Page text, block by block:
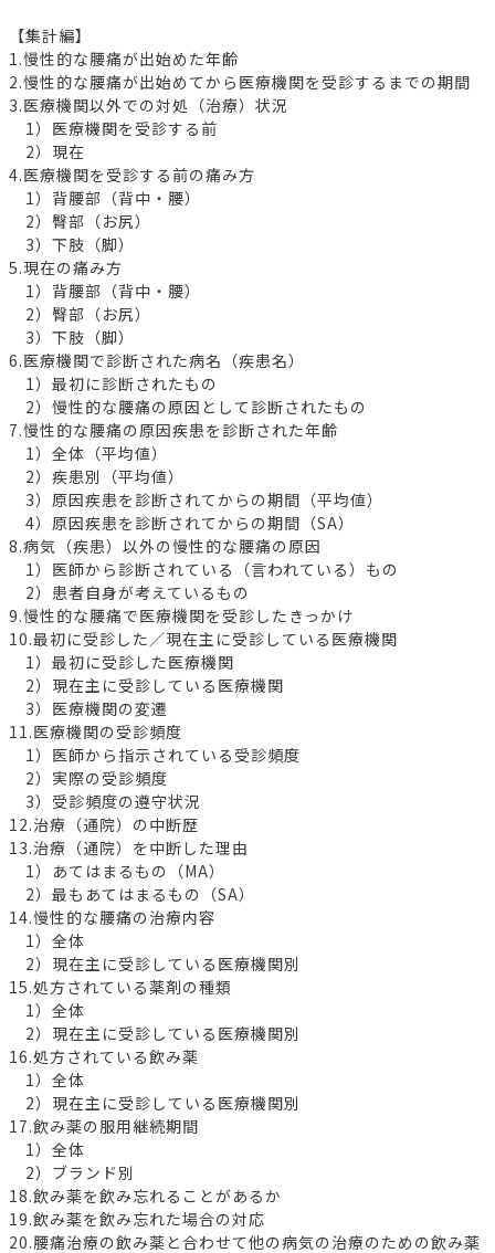
【集計編】
1.慢性的な腰痛が出始めた年齢
2.慢性的な腰痛が出始めてから医療機関を受診するまでの期間
3.医療機関以外での対処（治療）状況
1）医療機関を受診する前
2）現在
4.医療機関を受診する前の痛み方
1）背腰部（背中・腰）
2）臀部（お尻）
3）下肢（脚）
5.現在の痛み方
1）背腰部（背中・腰）
2）臀部（お尻）
3）下肢（脚）
6.医療機関で診断された病名（疾患名）
1）最初に診断されたもの
2）慢性的な腰痛の原因として診断されたもの
7.慢性的な腰痛の原因疾患を診断された年齢
1）全体（平均値）
2）疾患別（平均値）
3）原因疾患を診断されてからの期間（平均値）
4）原因疾患を診断されてからの期間（SA）
8.病気（疾患）以外の慢性的な腰痛の原因
1）医師から診断されている（言われている）もの
2）患者自身が考えているもの
9.慢性的な腰痛で医療機関を受診したきっかけ
10.最初に受診した／現在主に受診している医療機関
1）最初に受診した医療機関
2）現在主に受診している医療機関
3）医療機関の変遷
11.医療機関の受診頻度
1）医師から指示されている受診頻度
2）実際の受診頻度
3）受診頻度の遵守状況
12.治療（通院）の中断歴
13.治療（通院）を中断した理由
1）あてはまるもの（MA）
2）最もあてはまるもの（SA）
14.慢性的な腰痛の治療内容
1）全体
2）現在主に受診している医療機関別
15.処方されている薬剤の種類
1）全体
2）現在主に受診している医療機関別
16.処方されている飲み薬
1）全体
2）現在主に受診している医療機関別
17.飲み薬の服用継続期間
1）全体
2）ブランド別
18.飲み薬を飲み忘れることがあるか
19.飲み薬を飲み忘れた場合の対応
20.腰痛治療の飲み薬と合わせて他の病気の治療のための飲み薬